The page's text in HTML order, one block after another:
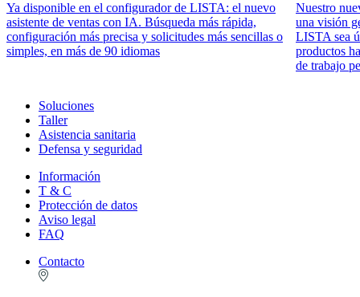
Ya disponible en el configurador de LISTA: el nuevo
asistente de ventas con IA. Búsqueda más rápida,
configuración más precisa y solicitudes más sencillas o
simples, en más de 90 idiomas
Nuestro
una visión
LISTA sea
productos
de trabajo
Soluciones
Taller
Asistencia sanitaria
Defensa y seguridad
Información
T & C
Protección de datos
Aviso legal
FAQ
Contacto